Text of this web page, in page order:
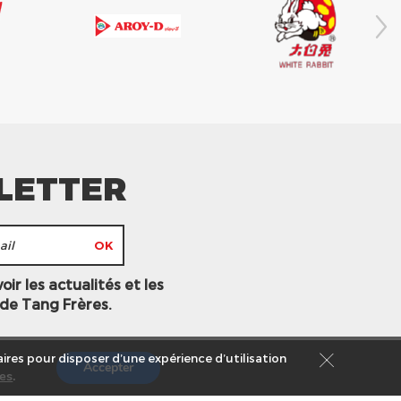
les actualités et les
Tang Frères.
légales
pour disposer d’une expérience d’utilisation
. Accepter